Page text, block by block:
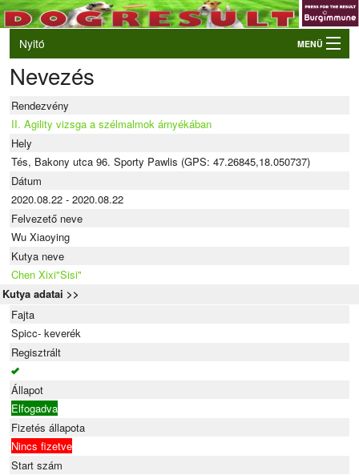
Nyitó MENÜ
Belépés
VB és EO válogatók
Élő eredmények
Rendezvények
Kutyák
Nevezés
Rendezvény
II. Agility vizsga a szélmalmok árnyékában
Hely
Tés, Bakony utca 96. Sporty Pawlis (GPS: 47.26845,18.050737)
Dátum
2020.08.22 - 2020.08.22
Felvezető neve
Wu Xiaoying
Kutya neve
Chen Xixi"Sisi"
Kutya adatai >>
Fajta
Spicc- keverék
Regisztrált
Állapot
Elfogadva
Fizetés állapota
Nincs fizetve
Start szám